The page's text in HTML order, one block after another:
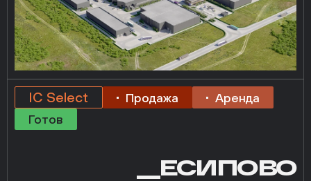
IC Select Продажа
Аренда
Готов
__ЕСИПОВО